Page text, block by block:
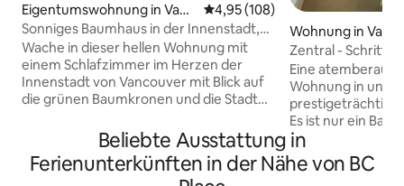
Eigentumswohnung in Vanc
ouver
Durchschnittliche Bewertung:
4,95 (108)
Sonniges Baumhaus in der Innenstadt,
Spaziergang zur English Bay
Wache in dieser hellen Wohnung mit
einem Schlafzimmer im Herzen der
Innenstadt von Vancouver mit Blick auf
die grünen Baumkronen und die Stadt
Fenstern mit Blick ins Grüne, koche eine
richtige Mahlzeit in der voll
ausgestatteten Küche und entspanne
Wohnung in
Zentral - Schritte
Olympisches Dorf
Eine
Wohnung in
Es ist nur ein
oder eine 5-
entfernt. Lass das Auto zurück und sage
Nein, um den
Beliebte Ausstattung in
Ferienunterkünften in der Nähe von BC